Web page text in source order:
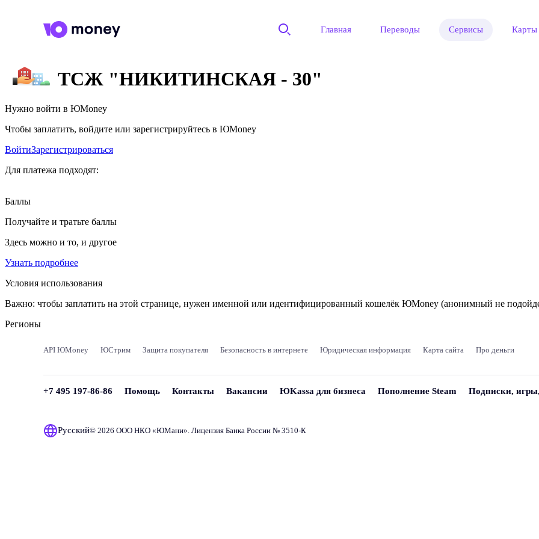
Главная Переводы Сервисы Карты
ТСЖ "НИКИТИНСКАЯ - 30"
Нужно войти в ЮMoney
Чтобы заплатить, войдите или зарегистрируйтесь в ЮMoney
ВойтиЗарегистрироваться
Для платежа подходят:
Баллы
Получайте и тратьте баллы
Здесь можно и то, и другое
Узнать подробнее
Условия использования
Важно: чтобы заплатить на этой странице, нужен именной или идентифицированный кошелёк ЮMoney (анонимный не
Регионы
API ЮMoney ЮСтрим Защита покупателя Безопасность в интернете Юридическая информация Карта сайта Про деньги
+7 495 197-86-86 Помощь Контакты Вакансии ЮKassa для бизнеса Пополнение Steam Подписки,
Русский© 2026 ООО НКО «ЮМани». Лицензия Банка России № 3510‑К